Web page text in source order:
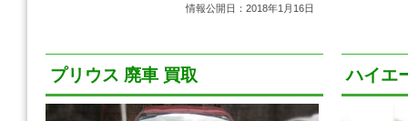
情報公開日：2018年1月16日
プリウス 廃車 買取 ハイエ